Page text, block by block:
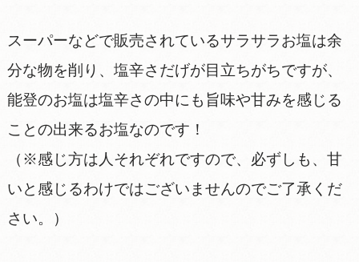
スーパーなどで販売されているサラサラお塩は余
分な物を削り、塩辛さだげが目立ちがちですが、
能登のお塩は塩辛さの中にも旨味や甘みを感じる
ことの出来るお塩なのです！
（※感じ方は人それぞれですので、必ずしも、甘
いと感じるわけではございませんのでご了承くだ
さい。）